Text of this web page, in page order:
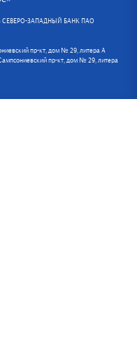
в СЕВЕРО-ЗАПАДНЫЙ БАНК ПАО
пр-кт, дом № 29, литера А
пр-кт, дом № 29, литера